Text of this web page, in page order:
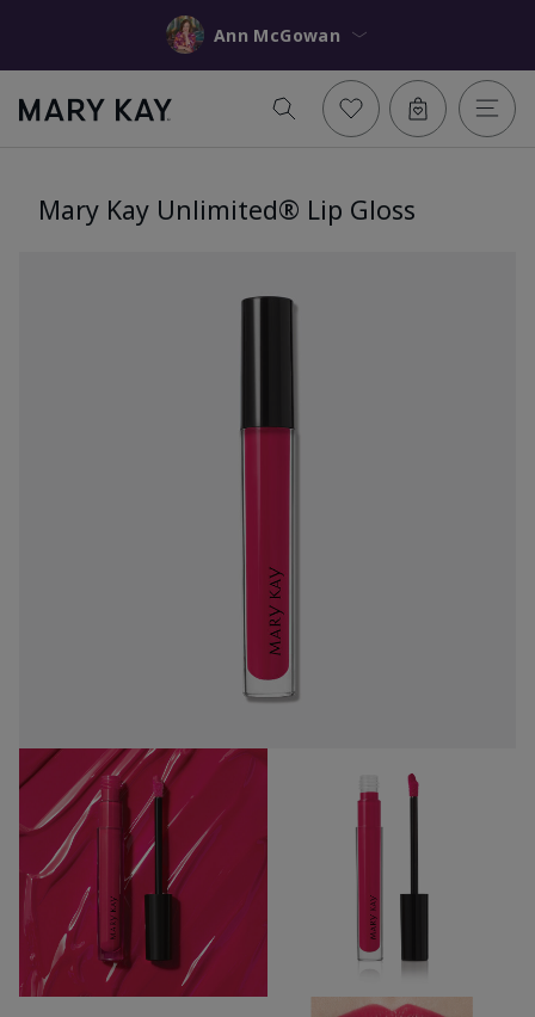
Ann McGowan
Mary Kay Unlimited® Lip Gloss